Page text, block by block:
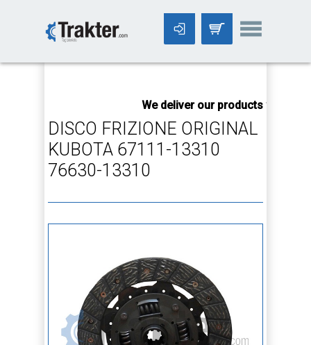
We deliver our products
DISCO FRIZIONE ORIGINAL
KUBOTA 67111-13310
76630-13310